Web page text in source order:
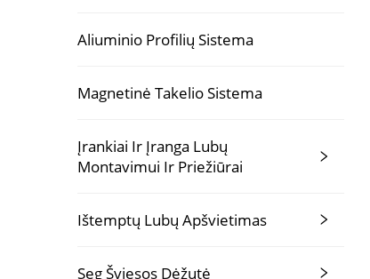
Aliuminio Profilių Sistema
Magnetinė Takelio Sistema
Įrankiai Ir Įranga Lubų
Montavimui Ir Priežiūrai
Ištemptų Lubų Apšvietimas
Seg Šviesos Dėžutė